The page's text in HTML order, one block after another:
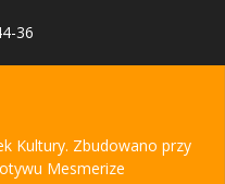
36
Kultury. Zbudowano przy
Mesmerize